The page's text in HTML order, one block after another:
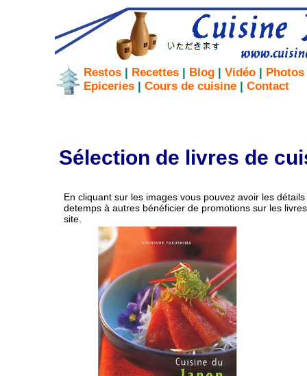
Restos| Recettes| Blog| Vidéo| Photos
Epiceries| Cours de cuisine| Contact
Sélection de livres de
En cliquant sur les images vous pouvez avoir les
detemps à autres bénéficier de promotions sur les
site.